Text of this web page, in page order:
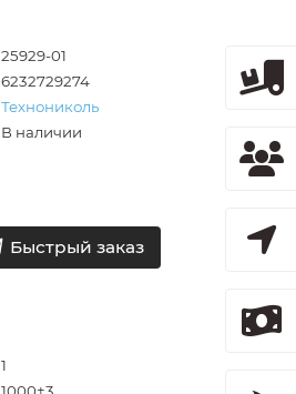
25929-01
6232729274
Технониколь
В наличии
Быстрый заказ
1